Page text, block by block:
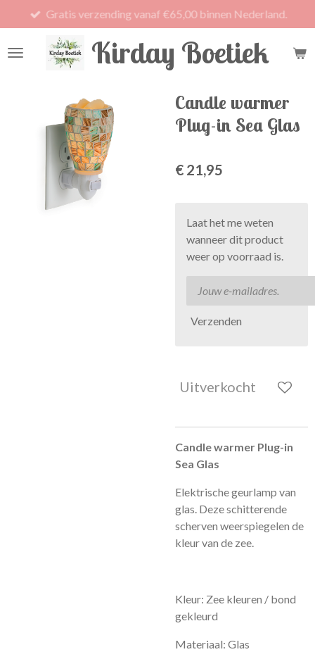
direct
naar
Kirday Boetiek
Gratis verzending vanaf €65,00 binnen Nederland.
Candle warmer
Plug-in Sea Glas
€ 21,95
Laat het me weten
wanneer dit product
weer op voorraad is.
Verzenden
Uitverkocht
Candle warmer Plug-in
Sea Glas
Elektrische geurlamp van
glas. Deze schitterende
scherven weerspiegelen de
kleur van de zee.
Kleur: Zee kleuren / bond
gekleurd
Materiaal: Glas